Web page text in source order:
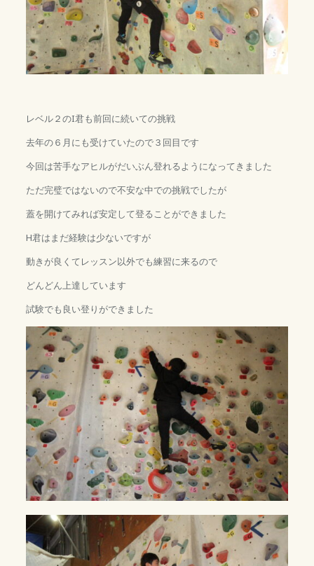
レベル２のI君も前回に続いての挑戦
去年の６月にも受けていたので３回目です
今回は苦手なアヒルがだいぶん登れるようになってきました
ただ完璧ではないので不安な中での挑戦でしたが
蓋を開けてみれば安定して登ることができました
H君はまだ経験は少ないですが
動きが良くてレッスン以外でも練習に来るので
どんどん上達しています
試験でも良い登りができました